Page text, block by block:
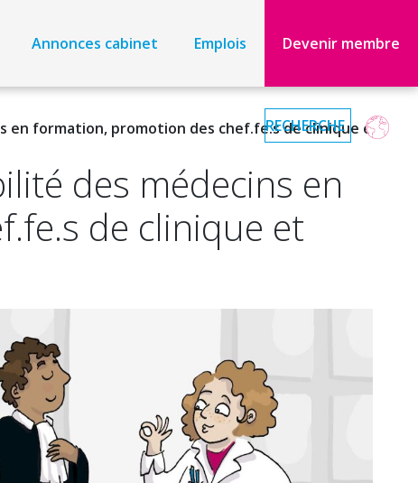
Annonces cabinet Emplois Devenir membre
en formation, promotion des chef.fe.s de clinique et
des médecins en
de clinique et